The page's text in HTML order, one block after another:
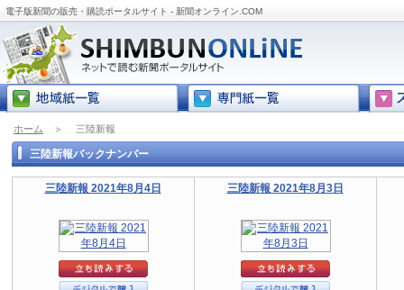
電子版新聞の販売・購読ポータルサイト - 新聞オンライン.COM
ホーム ＞ 三陸新報
三陸新報バックナンバー
三陸新報 2021年8月4日 三陸新報 2021年8月3日